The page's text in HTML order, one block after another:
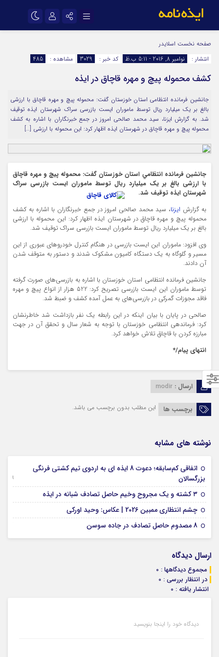
اینستاگرام
سروش
ایتا
آپارات
اپلیکیشن رمز عبور
مرا به خاطر بسپار
صفحه نخست اسلایدر
انتشار :
نوامبر 8, 2016 - 5:11 ب.ظ کد خبر : 3029 مشاهده : 485
کشف محموله پیچ و مهره قاچاق در ایذه
جانشين فرمانده انتظامي استان خوزستان گفت: محموله پیچ و مهره قاچاق با ارزشی
بالغ بر یک میلیارد ریال توسط ماموران ایست بازرسی سراک شهرستان ایذه توقیف
شد. به گزارش ایزنا، سيد محمد صالحي امروز در جمع خبرنگاران با اشاره به کشف
محموله پيچ و مهره قاچاق در شهرستان ایذه اظهار کرد: این محموله با ارزشی […]
جانشين فرمانده انتظامي استان خوزستان گفت:محموله پیچ و مهره قاچاق
با ارزشی بالغ بر یک میلیارد ریال توسط ماموران ایست بازرسی سراک
شهرستان ایذه توقیف شد.
به گزارش ایزنا، سيد محمد صالحي امروز در جمع خبرنگاران با اشاره به کشف
محموله پيچ و مهره قاچاق در شهرستان ایذه اظهار کرد: این محموله با ارزشی
بالغ بر یک میلیارد ریال توسط ماموران ایست بازرسی سراک توقیف شد.
وی افزود: ماموران این ایست بازرسی در هنگام کنترل خودروهای عبوری از این
مسیر و گلوگاه به یک دستگاه کامیون مشکوک شدند و دستور به متوقف شدن
آن دادند.
جانشين فرمانده انتظامي استان خوزستان با اشاره به بازرسی‌های صورت گرفته
توسط ماموران این ایست بازرسی تصریح کرد: 522 هزار از انواع پیچ و مهره
فاقد مجوزات گمرکی در بازرسی‌های به عمل آمده کشف و ضبط شد.
صالحی در پایان با بیان اینکه در این رابطه یک نفر بازداشت شد خاطرنشان
کرد: فرماندهی انتظامی خوزستان با توجه به شعار سال و تحقق آن در جهت
مبارزه کردن با قاچاق تلاش خواهد کرد.
انتهای پیام/*
ارسال : modir
برچسب ها این مطلب بدون برچسب می باشد.
نوشته های مشابه
اتفاقی کم‌سابقه؛ دعوت 8 ایذه ای به اردوی تیم کشتی فرنگی
بزرگسالان
09 جولای 2026
۳ کشته و یک مجروح وخیم حاصل تصادف شبانه در ایذه
چشم انتظاری ممبین 2026 | عکاس: وحید اورکی
8 مصدوم حاصل تصادف در جاده سوسن
ارسال دیدگاه
مجموع دیدگاهها : 0
در انتظار بررسی : 0
انتشار یافته : 0
دیدگاه خود را اینجا بنویسید